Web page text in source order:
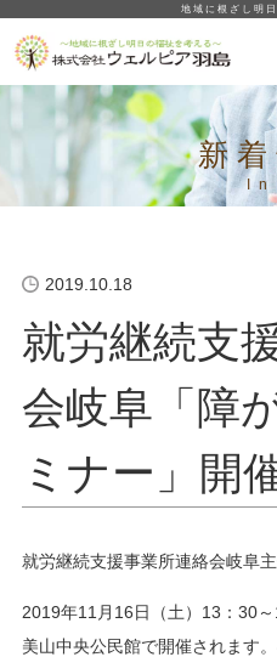
地域に根ざし明
新
2019.10.18
就労継続支
会岐阜「障
ミナー」開
就労継続支援事業所連絡会岐阜
2019年11月16日（土）13：30
美山中央公民館で開催されます